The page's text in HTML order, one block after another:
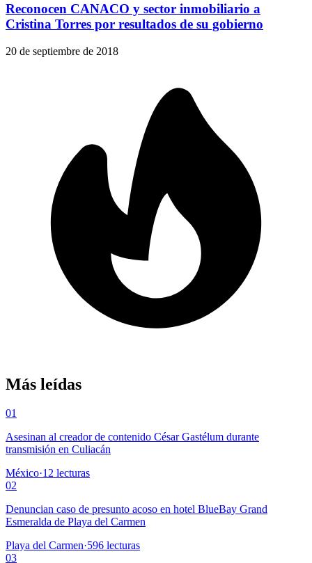
Reconocen CANACO y sector inmobiliario a
Cristina Torres por resultados de su gobierno
20 de septiembre de 2018
Más leídas
01
Asesinan al creador de contenido César Gastélum durante
transmisión en Culiacán
México·12 lecturas
02
Denuncian caso de presunto acoso en hotel BlueBay Grand
Esmeralda de Playa del Carmen
Playa del Carmen·596 lecturas
03